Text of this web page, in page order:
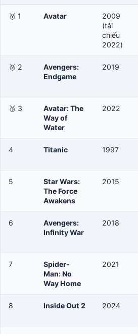
🥇 1 Avatar
2009
(tái
chiếu
2022)
🥈 2
Avengers:
Endgame
2019
🥉 3
Avatar: The
Way of
Water
2022
4 Titanic 1997
5
Star Wars:
The Force
Awakens
2015
6
Avengers:
Infinity War
2018
7
Spider-
Man: No
Way Home
2021
8 Inside Out 2 2024